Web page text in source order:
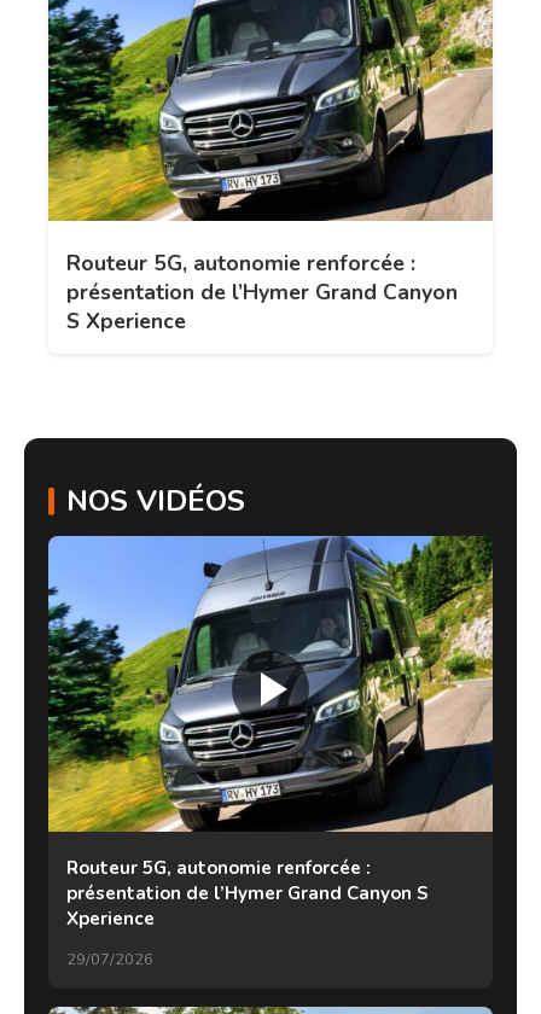
Routeur 5G, autonomie renforcée :
présentation de l’Hymer Grand Canyon
S Xperience
NOS VIDÉOS
Routeur 5G, autonomie renforcée :
présentation de l’Hymer Grand Canyon S
Xperience
29/07/2026